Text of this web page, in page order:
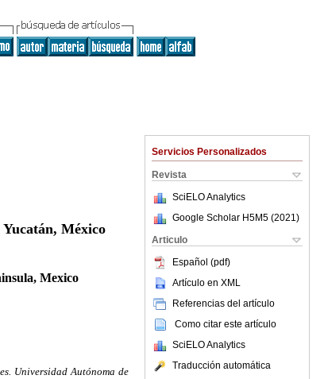
Servicios Personalizados
Revista
SciELO Analytics
Google Scholar H5M5 (2021 )
Articulo
Español (pdf)
Artículo en XML
Referencias del artículo
Como citar este artículo
SciELO Analytics
Traducción automática
México
Mexico
Universidad Autónoma de